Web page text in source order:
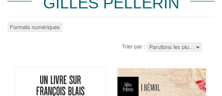
Formats numériques
Trier par : Parutions les plu…